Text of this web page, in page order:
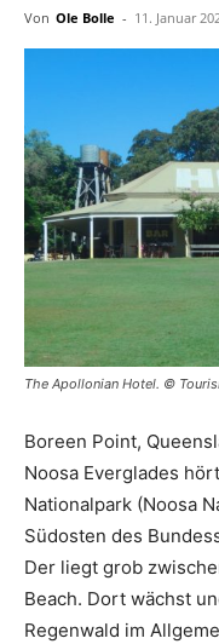
Von Ole Bolle - 11. Januar
The Apollonian Hotel. ©
Boreen Point,
Noosa Everglades
Nationalpark (Noosa
Südosten des
Der liegt grob
Beach. Dort wächst
Regenwald im